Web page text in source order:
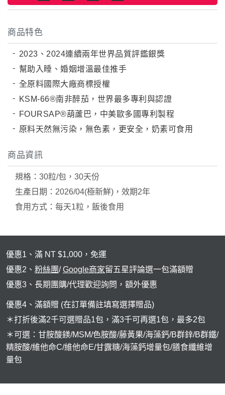
猛虎．酵母B群+酵母鋅
🏅 世界品質評鑑-特金獎
狀元・葉黃素+玉米黃素
金榜．85% rTG高純度純淨魚油
赤兔．海藻鈣鎂D3K2
猛虎．酵母B群+酵母鋅
紅潤．酵母B群+微膠囊鐵
傾城．德國水解膠原蛋白
透亮．西印度櫻桃維他命Ｃ
🥇 世界品質評鑑-金獎
至尊・黑瑪卡+酵母鋅 (熱銷NO1.)
飛龍．高純度左旋精胺酸 (熱銷第NO2.)
貴妃．蔓越莓益生菌+甘露糖+維他命C
亮妍．美人酵素+穀胱甘肽
周公．夜酵素+GABA
欣喜．L–色胺酸
商品特色
2023、2024連續兩年世界品質評鑑銀獎
幫助入睡、婚姻增溫最佳推手
全原料國際大廠商標授權
KSM-66®南非醉茄，世界最多專利與認證
FOURSAP®葫蘆巴，中美歐多國專利製程
原料天然無污染，無色素，更安全，奶素可食用
商品資訊
規格：30粒/包，30天份
生產日期：2026/04(極新鮮)，效期2年
食用方式：每天1粒，飯後食用
優惠1、滿 NT $1,000，免運
優惠2、 粉絲團/Google商家留五星評論選一包滿額贈
優惠3、長期團購/代理歡迎詢問，額外優惠
優惠4、滿額贈 (在訂單備註填寫選擇贈品)
＊打折後滿2千可選贈品1包，滿3千可再選1包，最多2包
＊可選：甘胺酸鎂/MSM/色胺酸/藤黃果/海藻鈣/B群鋅/B群鐵/
精胺酸/維他命C/維他命E/甘露糖/海藻鈣增量包/膳食纖維增
量包